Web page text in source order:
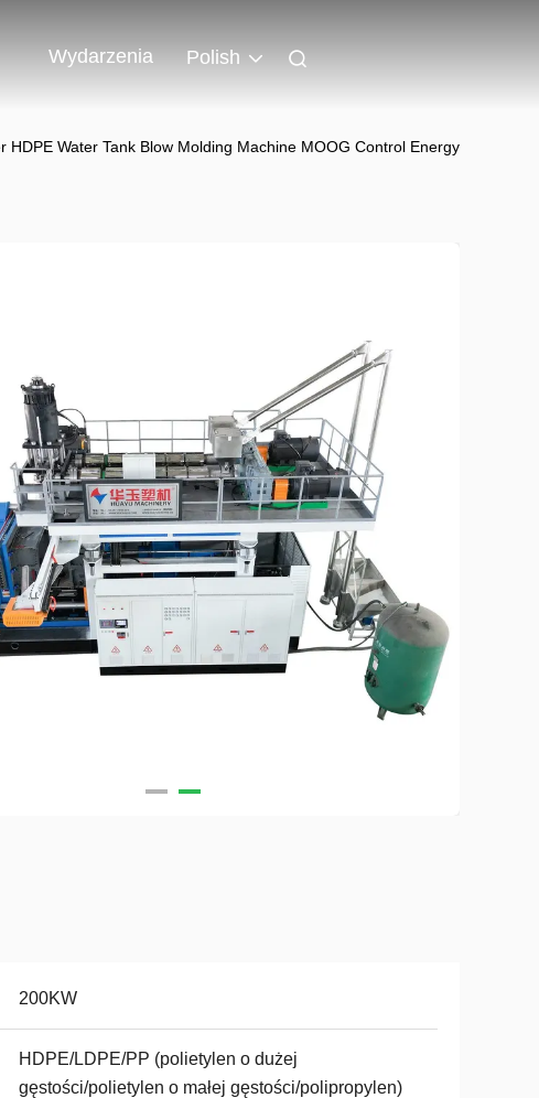
Wydarzenia Polish
HDPE Water Tank Blow Molding Machine MOOG Control Energy
200KW
HDPE/LDPE/PP (polietylen o dużej
gęstości/polietylen o małej gęstości/polipropylen)